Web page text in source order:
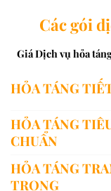
Các gói
Giá Dịch vụ hỏa
HỎA TÁNG
HỎA TÁNG
CHUẨN
HỎA TÁNG
TRỌNG